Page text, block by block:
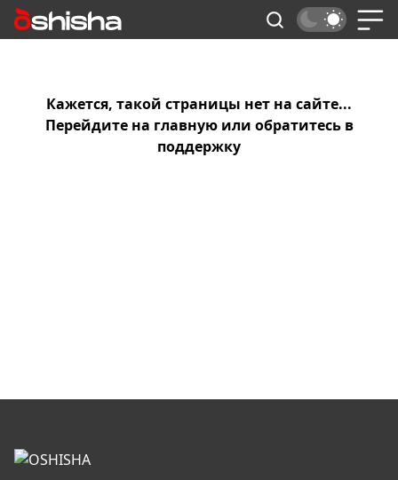
Кажется, такой страницы нет на сайте...
Перейдите на главнуюили обратитесь в
поддержку